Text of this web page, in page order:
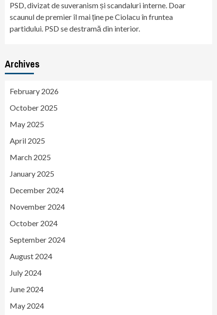
PSD, divizat de suveranism și scandaluri interne. Doar
scaunul de premier îl mai ține pe Ciolacu în fruntea
partidului. PSD se destramă din interior.
Archives
February 2026
October 2025
May 2025
April 2025
March 2025
January 2025
December 2024
November 2024
October 2024
September 2024
August 2024
July 2024
June 2024
May 2024